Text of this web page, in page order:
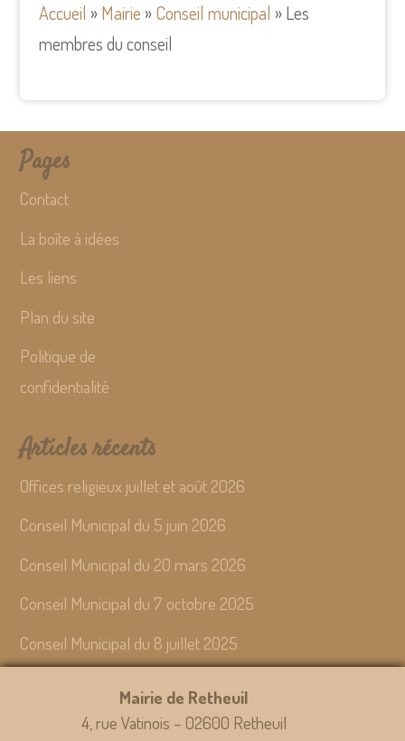
Accueil »Mairie »Conseil municipal »Les
membres du conseil
Pages
Contact
La boîte à idées
Les liens
Plan du site
Politique de
confidentialité
Articles récents
Offices religieux juillet et août 2026
Conseil Municipal du 5 juin 2026
Conseil Municipal du 20 mars 2026
Conseil Municipal du 7 octobre 2025
Conseil Municipal du 8 juillet 2025
Mairie de Retheuil
4, rue Vatinois – 02600 Retheuil